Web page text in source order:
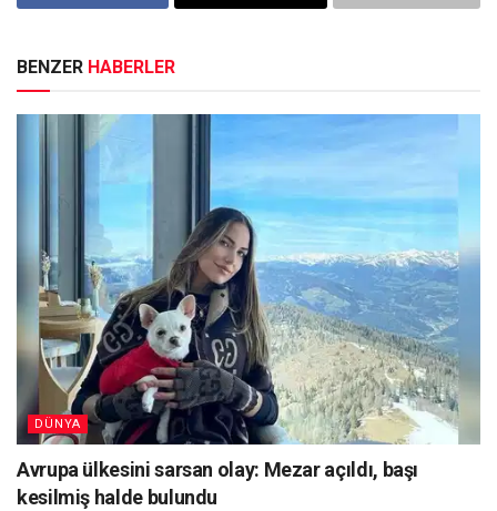
BENZER HABERLER
DÜNYA
Avrupa ülkesini sarsan olay: Mezar açıldı, başı
kesilmiş halde bulundu